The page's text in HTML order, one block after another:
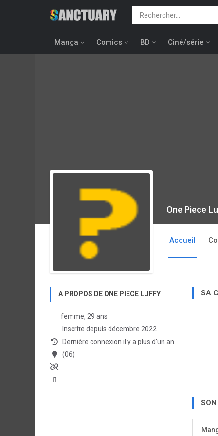
Manga Comics BD Ciné/série
One Piece
Accueil
A PROPOS DE ONE PIECE LUFFY
femme, 29 ans
Inscrite depuis décembre 2022
Dernière connexion il y a plus d'un an
(06)
SA